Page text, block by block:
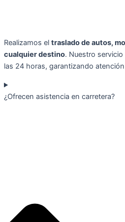
Realizamos el traslado de autos,
cualquier destino. Nuestro
las 24 horas, garantizando
¿Ofrecen asistencia en carretera?